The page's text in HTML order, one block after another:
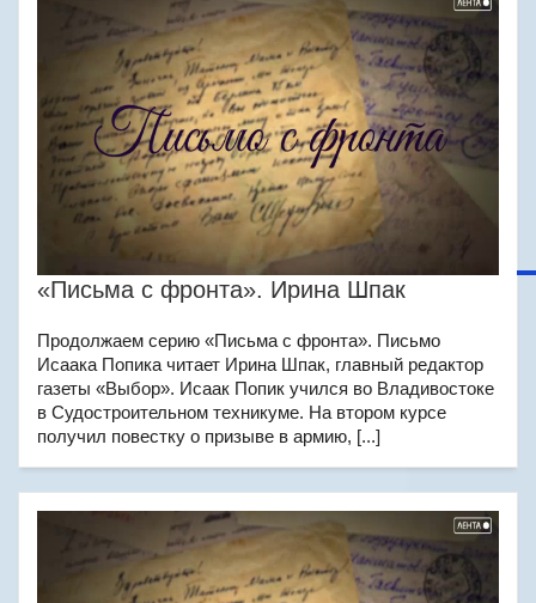
«Письма с фронта». Ирина Шпак
Продолжаем серию «Письма с фронта». Письмо
Исаака Попика читает Ирина Шпак, главный редактор
газеты «Выбор». Исаак Попик учился во Владивостоке
в Судостроительном техникуме. На втором курсе
получил повестку о призыве в армию, [...]